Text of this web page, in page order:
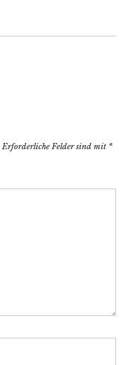
Erforderliche Felder sind mit *